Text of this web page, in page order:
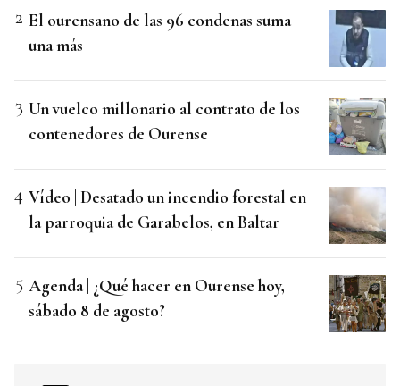
El ourensano de las 96 condenas suma
una más
Un vuelco millonario al contrato de los
contenedores de Ourense
Vídeo | Desatado un incendio forestal en
la parroquia de Garabelos, en Baltar
Agenda | ¿Qué hacer en Ourense hoy,
sábado 8 de agosto?